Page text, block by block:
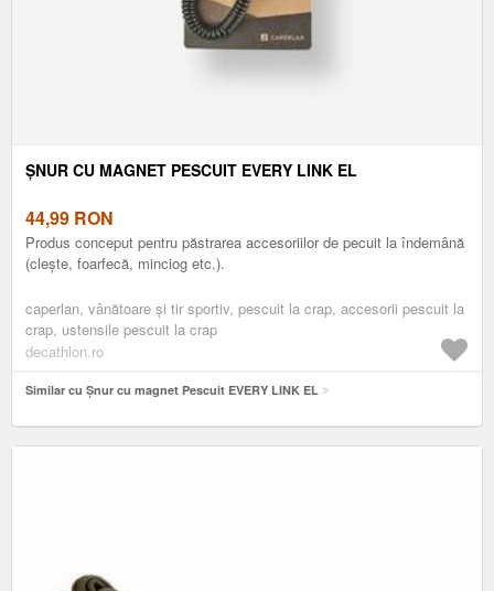
ȘNUR CU MAGNET PESCUIT EVERY LINK EL
44,99 RON
Produs conceput pentru păstrarea accesoriilor de pecuit la îndemână
(cleşte, foarfecă, minciog etc.).
caperlan, vânătoare și tir sportiv, pescuit la crap, accesorii pescuit la
crap, ustensile pescuit la crap
decathlon.ro
Similar cu Șnur cu magnet Pescuit EVERY LINK EL